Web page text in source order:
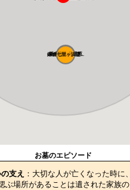
鎌倉富士見墓苑
鎌倉七里ヶ浜霊...
お墓のエピソード
支え ：大切な人が亡くなった時に、
ぶ場所があることは遺された家族の